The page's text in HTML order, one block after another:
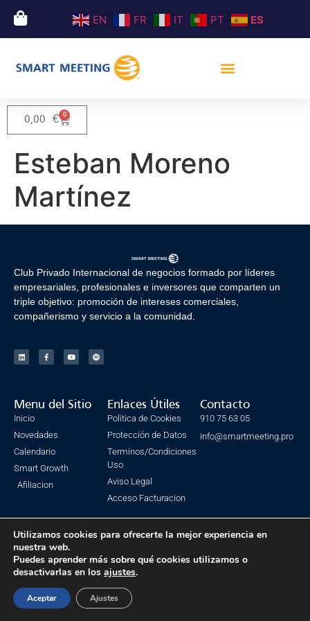
EN FR IT PT ES
0,00 € 0
Esteban Moreno
Martínez
Club Privado Internacional de negocios formado por líderes
empresariales, profesionales e inversores que comparten un
triple objetivo: promoción de intereses comerciales,
compañerismo y servicio a la comunidad.
Menu del Sitio
Inicio
Novedades
Calendario
Smart Growth
Afiliacion
Enlaces Útiles
Politica de Cookies
Protección de Datos
Terminos/Condiciones
Uso
Aviso Legal
Acceso Facturacion
Contacto
910 75 63 05
info@smartmeeting.pro
© Todos los derechos reservados. SmartMeeting 2023
Made with ❤ by IsmaSEO
Utilizamos cookies para ofrecerte la mejor experiencia en
nuestra web.
Puedes aprender más sobre qué cookies utilizamos o
desactivarlas en los ajustes.
Aceptar Ajustes